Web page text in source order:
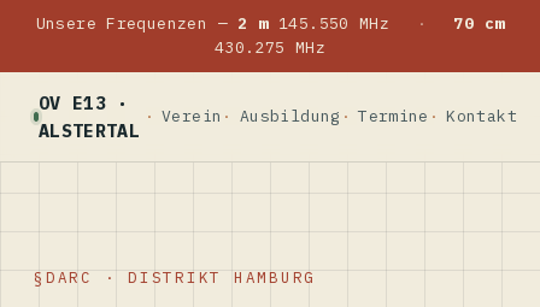
Unsere Frequenzen — 2 m145.550 MHz ·
70 cm
430.275 MHz
OV E13 ·
ALSTERTAL
Verein Ausbildung Termine Kontakt
DARC · DISTRIKT HAMBURG